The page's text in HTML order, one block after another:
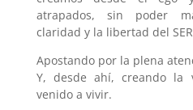
atrapados, sin poder
claridad y la libertad del
Apostando por la plena
Y, desde ahí, creando la
venido a vivir.